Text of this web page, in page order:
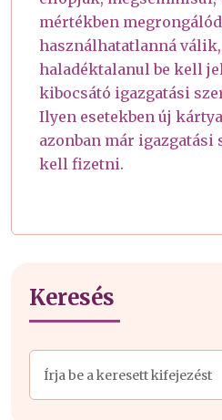
mértékben
használhatatlanná
haladéktalanul be kell
kibocsátó igazgatási
Ilyen esetekben új
azonban már
kell fizetni.
Keresés